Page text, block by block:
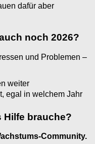
dafür aber
noch 2026?
und Problemen –
weiter
egal in welchem Jahr
Hilfe brauche?
Community.